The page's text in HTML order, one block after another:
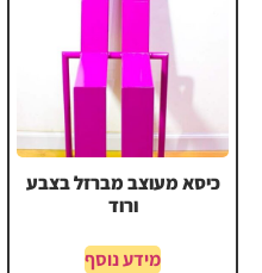
כיסא מעוצב מברזל בצבע
ורוד
מידע נוסף